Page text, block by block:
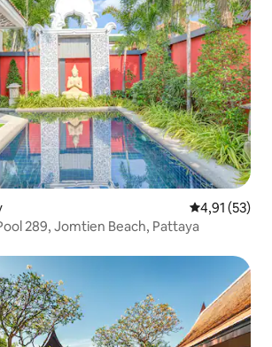
4,91 av 5 i
4,91 (53)
289, Jomtien Beach, Pattaya